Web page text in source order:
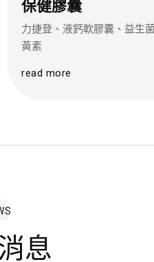
保健膠囊
力捷登、液鈣軟膠囊、益生
黃素
read more
息